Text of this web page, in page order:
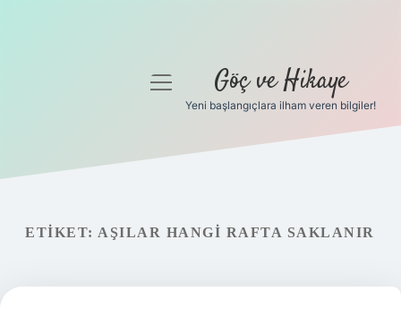
Gizlilik Politikası
menüyü
Göç ve Hikaye
Yeni başlangıçlara ilham veren bilgiler!
ETIKET: AŞILAR HANGI RAFTA SAKLANIR